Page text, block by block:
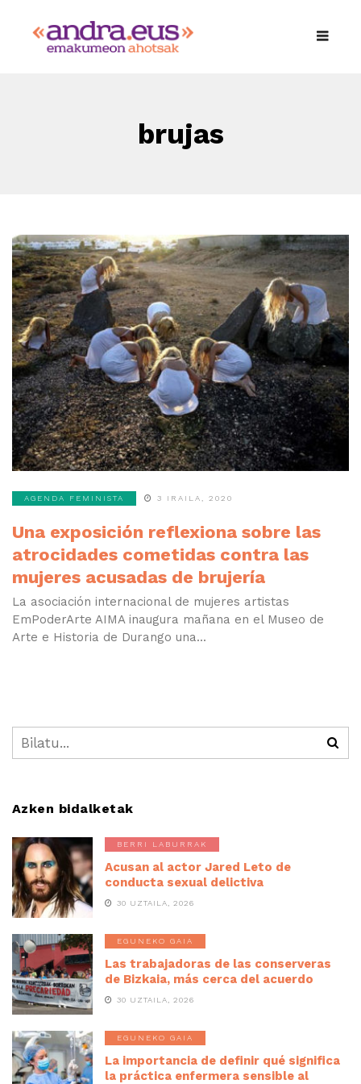
brujas
AGENDA FEMINISTA 3 IRAILA, 2020
Una exposición reflexiona sobre las
atrocidades cometidas contra las
mujeres acusadas de brujería
La asociación internacional de mujeres artistas
EmPoderArte AIMA inaugura mañana en el Museo de
Arte e Historia de Durango una...
Azken bidalketak
BERRI LABURRAK
Acusan al actor Jared Leto de
conducta sexual delictiva
30 UZTAILA, 2026
EGUNEKO GAIA
Las trabajadoras de las conserveras
de Bizkaia, más cerca del acuerdo
30 UZTAILA, 2026
EGUNEKO GAIA
La importancia de definir qué significa
la práctica enfermera sensible al